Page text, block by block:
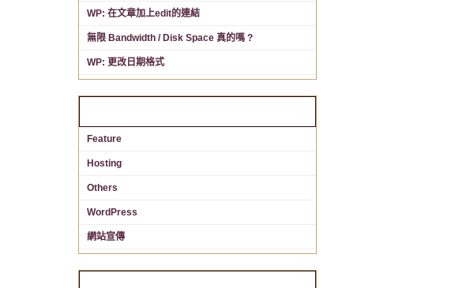
WP: 在文章加上edit的連結
無限 Bandwidth / Disk Space 真的嗎 ?
WP: 更改日期格式
Feature
Hosting
Others
WordPress
網站宣傳